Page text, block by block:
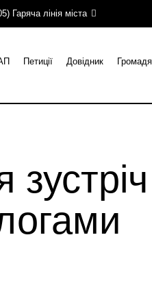
Гаряча лінія міста
Петиції Довідник